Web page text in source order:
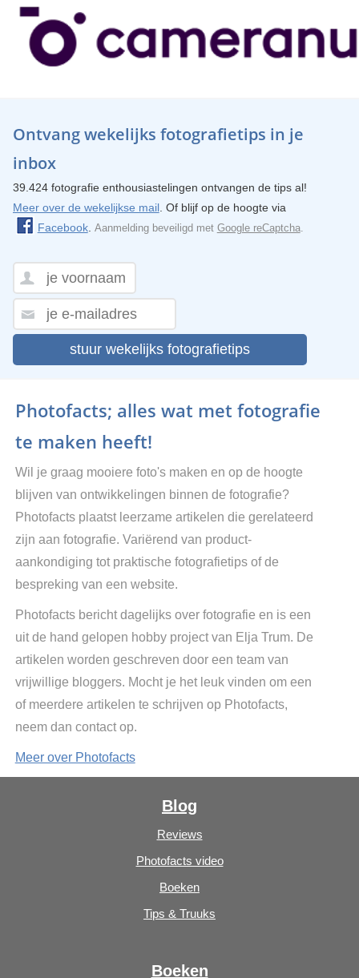
Ontvang wekelijks fotografietips in je
inbox
39.424 fotografie enthousiastelingen ontvangen de tips al!
Meer over de wekelijkse mail. Of blijf op de hoogte via
Facebook. Aanmelding beveiligd met Google reCaptcha.
stuur wekelijks fotografietips
Photofacts; alles wat met fotografie
te maken heeft!
Wil je graag mooiere foto's maken en op de hoogte
blijven van ontwikkelingen binnen de fotografie?
Photofacts plaatst leerzame artikelen die gerelateerd
zijn aan fotografie. Variërend van product-
aankondiging tot praktische fotografietips of de
bespreking van een website.
Photofacts bericht dagelijks over fotografie en is een
uit de hand gelopen hobby project van Elja Trum. De
artikelen worden geschreven door een team van
vrijwillige bloggers. Mocht je het leuk vinden om een
of meerdere artikelen te schrijven op Photofacts,
neem dan contact op.
Meer over Photofacts
Blog
Reviews
Photofacts video
Boeken
Tips & Truuks
Boeken